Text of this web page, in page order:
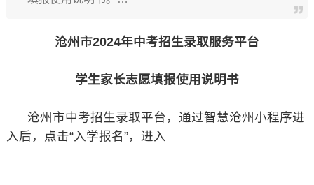
沧州市2024年中考招生录取服务平台
学生家长志愿填报使用说明书
沧州市中考招生录取平台，通过智慧沧州小程序进
入后，点击“入学报名”，进入